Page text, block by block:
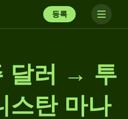
등록
달러 → 투
스탄 마나